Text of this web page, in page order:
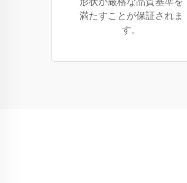
満たすことが保証されま
す。